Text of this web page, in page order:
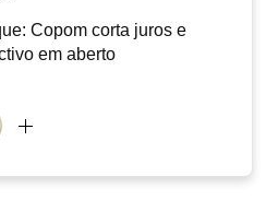
Copom corta juros e
em aberto